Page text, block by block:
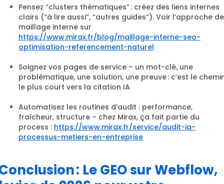
Pensez “clusters thématiques” : créez des liens internes
clairs (“à lire aussi”, “autres guides”). Voir l’approche de
maillage interne sur
https://www.mirax.fr/blog/maillage-interne-seo-
optimisation-referencement-naturel
Soignez vos pages de service – un mot-clé, une
problématique, une solution, une preuve : c’est le
le plus court vers la citation IA
Automatisez les routines d’audit : performance,
fraîcheur, structure – chez Mirax, ça fait partie du
process : https://www.mirax.fr/service/audit-ia-
processus-metiers-en-entreprise
: Le GEO sur Webflow,